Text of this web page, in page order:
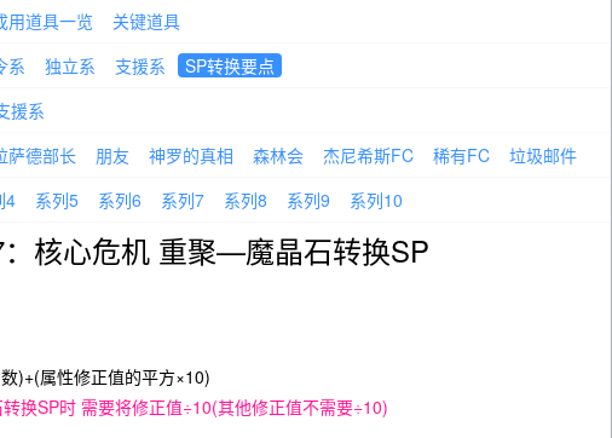
用道具一览 关键道具
系 独立系 支援系 SP转换要点
援系
萨德部长 朋友 神罗的真相 森林会 杰尼希斯FC 稀有FC 垃圾邮件
4 系列5 系列6 系列7 系列8 系列9 系列10
核心危机 重聚—魔晶石转换SP
)+(属性修正值的平方×10)
换SP时 需要将修正值÷10(其他修正值不需要÷10)